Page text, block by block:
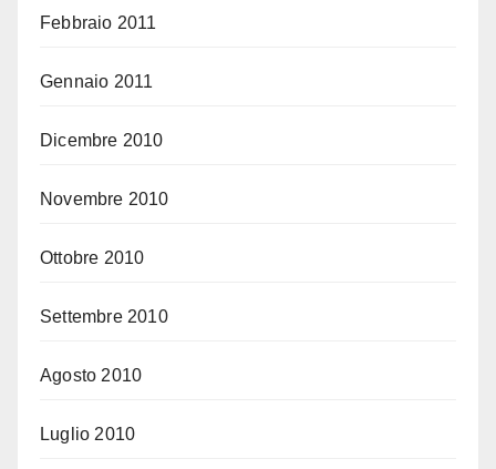
Febbraio 2011
Gennaio 2011
Dicembre 2010
Novembre 2010
Ottobre 2010
Settembre 2010
Agosto 2010
Luglio 2010